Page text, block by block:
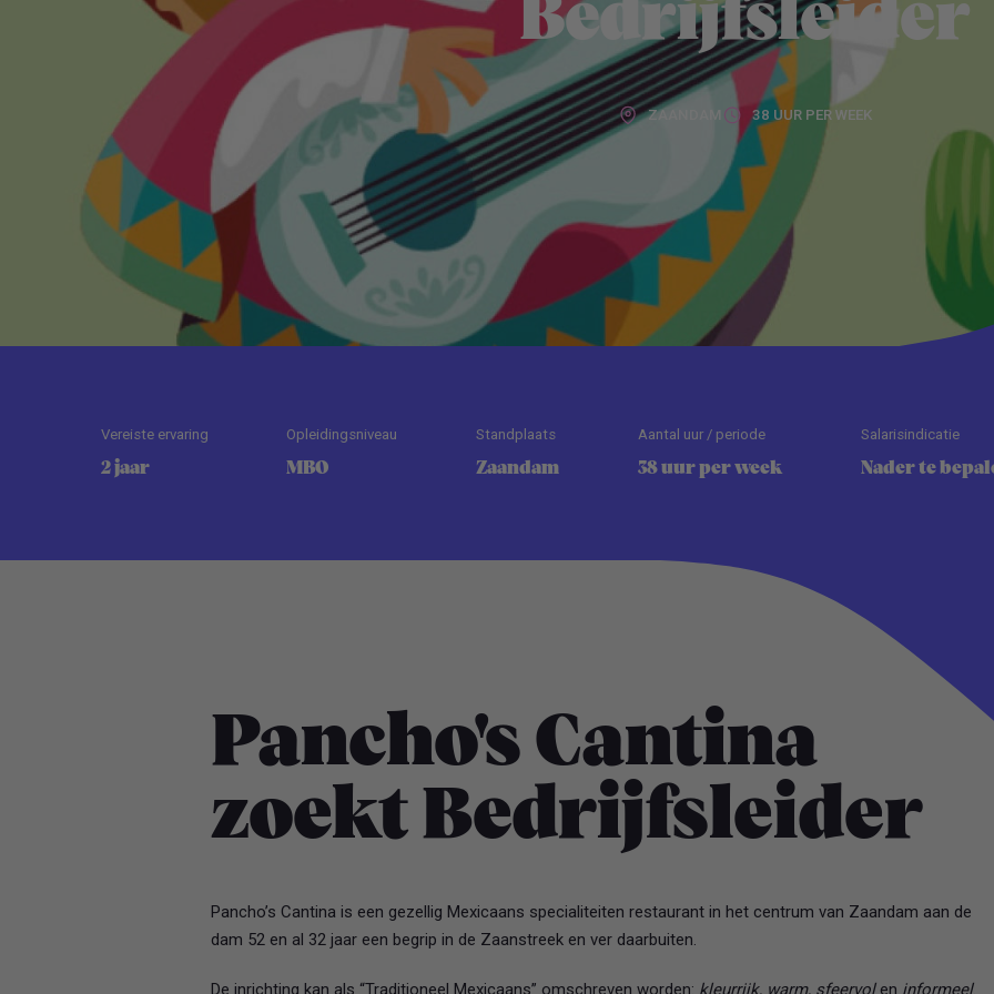
Bedrijfsleider
ZAANDAM 38 UUR PER WEEK
Vereiste ervaring
2 jaar
Opleidingsniveau
MBO
Standplaats
Zaandam
Aantal uur / periode
38 uur per week
Salarisindicatie
Nader te
Pancho's Cantina
zoekt Bedrijfsleider
Pancho’s Cantina is een gezellig Mexicaans specialiteiten restaurant in het centrum van Zaandam aan de
dam 52 en al 32 jaar een begrip in de Zaanstreek en ver daarbuiten.
De inrichting kan als “Traditioneel Mexicaans” omschreven worden: kleurrijk, warm, sfeervolen informeel.